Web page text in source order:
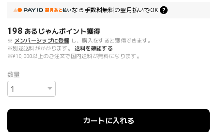
なら 手数料無料の翌月払いでOK
198 あるじゃんポイント獲得
※ メンバーシップに登録 し、購入をすると獲得できます。
※別途送料がかかります。
送料を確認する
※¥10,000以上のご注文で国内送料が無料になります。
数量
カートに入れる